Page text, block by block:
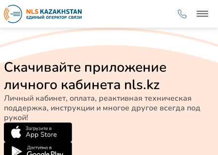
Скачивайте приложение
личного кабинета nls.kz
Личный кабинет, оплата, реактивная техническая
поддержка, инструкции и многое другое всегда под
рукой!